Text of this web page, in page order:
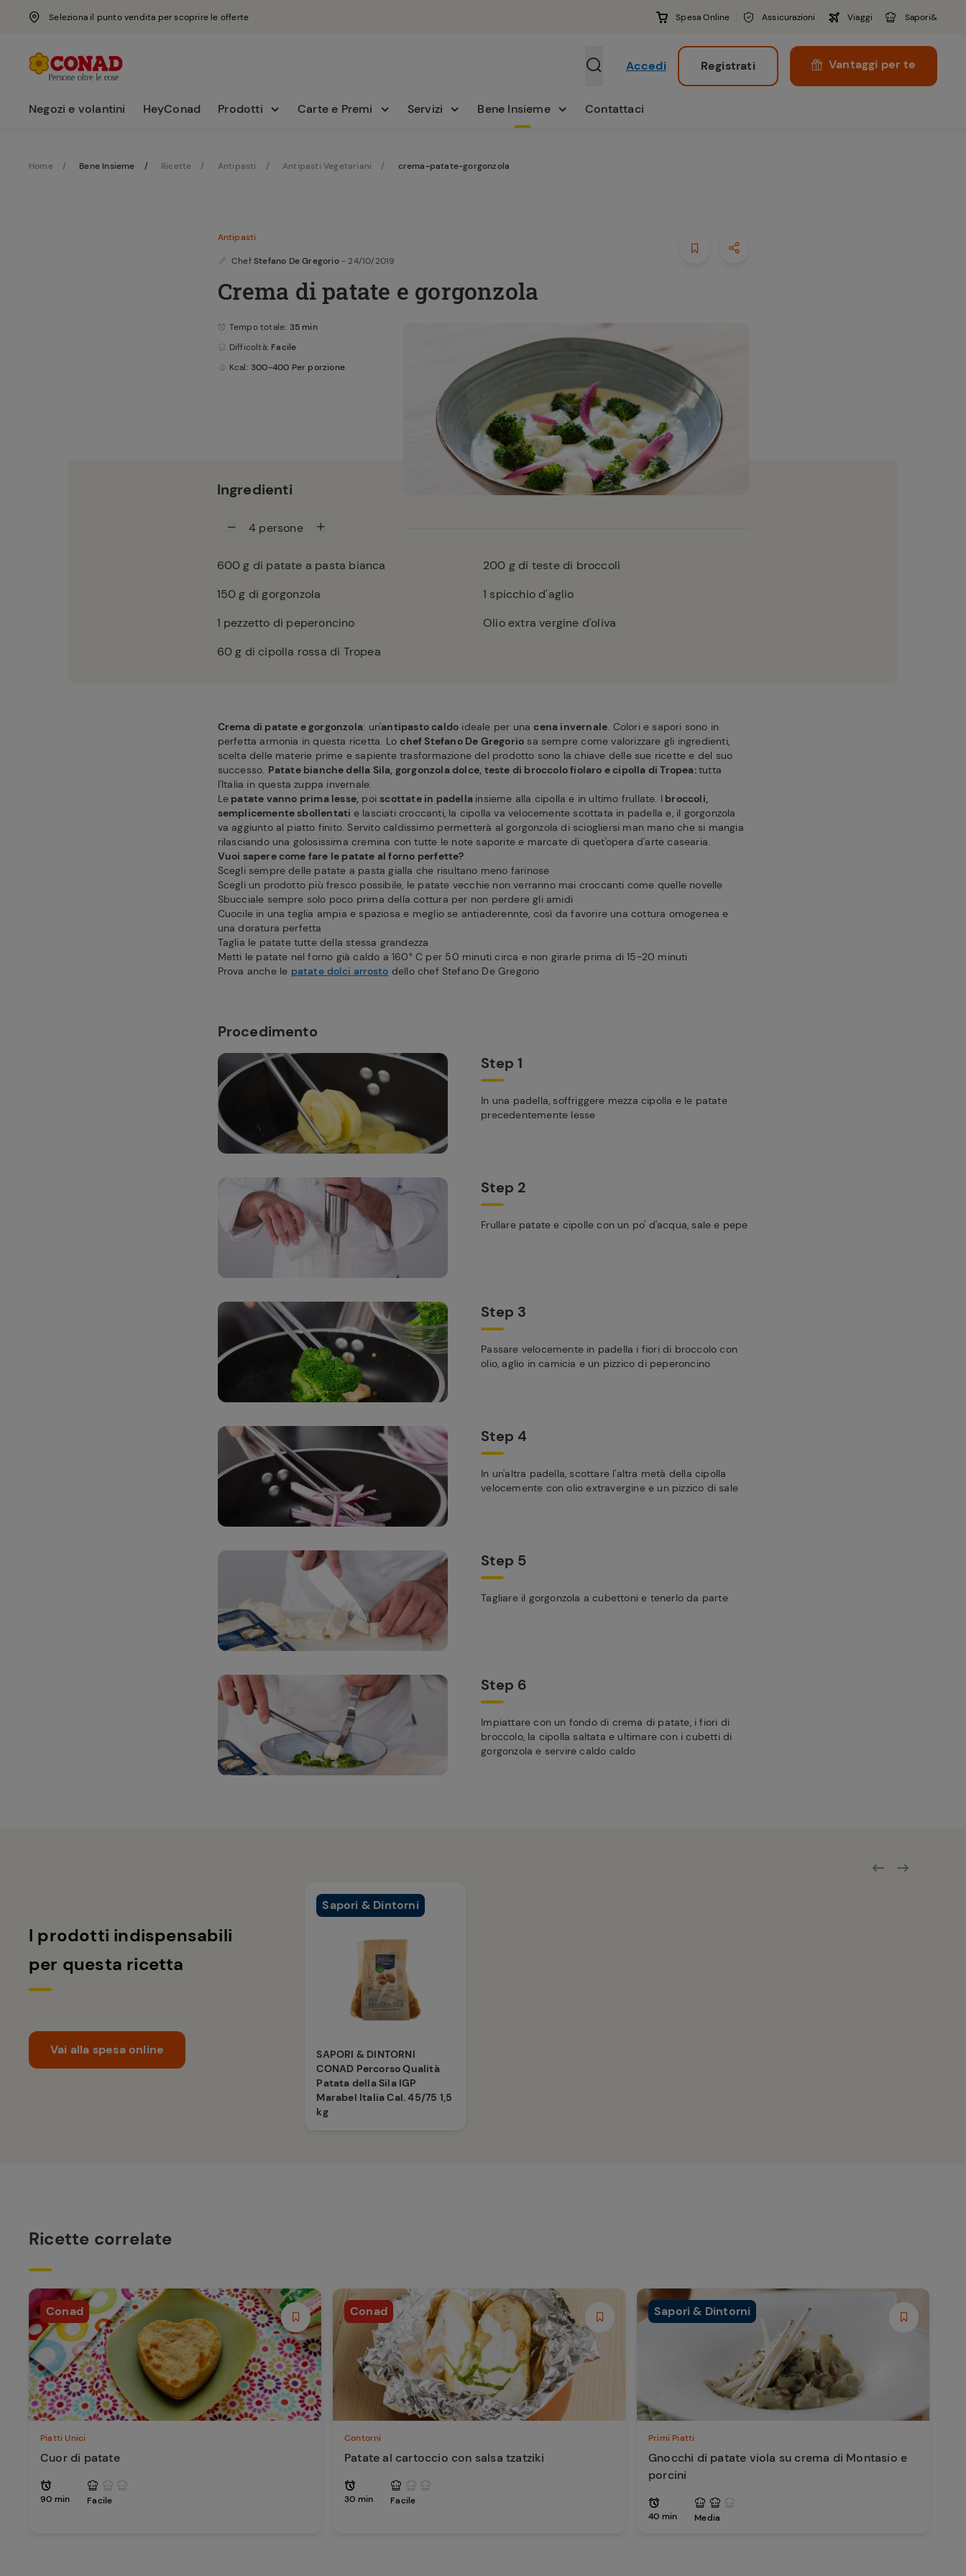
Seleziona il punto vendita per scoprire le offerte Spesa Online Assicurazioni Viaggi Sapori&
Accedi Registrati Vantaggi per te
Negozi e volantini HeyConad Prodotti Carte e Premi Servizi Bene Insieme Contattaci
Home Bene Insieme Ricette Antipasti Antipasti Vegetariani crema-patate-gorgonzola
Antipasti
Chef Stefano De Gregorio - 24/10/2019
Crema di patate e gorgonzola
Tempo totale: 35 min
Difficoltà: Facile
Kcal: 300-400 Per porzione
Ingredienti
4 persone
600g di patate a pasta bianca 200 g di teste di broccoli
150g di gorgonzola 1 spicchio d'aglio
1 pezzetto di peperoncino
Olio extra vergine d'oliva
60g di cipolla rossa di Tropea
Crema di patate e gorgonzola: un'antipasto caldo ideale per unacena invernale. Colori e sapori sono in
perfetta armonia in questa ricetta. Lochef Stefano De Gregorio sa sempre come valorizzare gli ingredienti,
scelta delle materie prime e sapiente trasformazione del prodotto sono la chiave delle sue ricette e del suo
successo. Patate bianche della Sila, gorgonzola dolce, teste di broccolo fiolaro e cipolla di Tropea:tutta
l'Italia in questa zuppa invernale.
Lepatate vanno prima lesse, poi scottate in padella insieme alla cipolla e in ultimo frullate. I broccoli,
semplicemente sbollentati e lasciati croccanti, la cipolla va velocemente scottata in padella e, il gorgonzola
va aggiunto al piatto finito. Servito caldissimo permetterà al gorgonzola di sciogliersi man mano che si mangia
rilasciando una golosissima cremina con tutte le note saporite e marcate di quet'opera d'arte casearia.
Vuoi sapere come fare le patate al forno perfette?
Scegli sempre delle patate a pasta gialla che risultano meno farinose
Scegli un prodotto più fresco possibile, le patate vecchie non verranno mai croccanti come quelle novelle
Sbucciale sempre solo poco prima della cottura per non perdere gli amidi
Cuocile in una teglia ampia e spaziosa e meglio se antiaderennte, così da favorire una cottura omogenea e
una doratura perfetta
Taglia le patate tutte della stessa grandezza
Metti le patate nel forno già caldo a 160° C per 50 minuti circa e non girarle prima di 15-20 minuti
Prova anche le patate dolci arrosto dello chef Stefano De Gregorio
Procedimento
Step 1
In una padella, soffriggere mezza cipolla e le patate
precedentemente lesse
Step 2
Frullare patate e cipolle con un po' d'acqua, sale e pepe
Step 3
Passare velocemente in padella i fiori di broccolo con
olio, aglio in camicia e un pizzico di peperoncino
Step 4
In un'altra padella, scottare l'altra metà della cipolla
velocemente con olio extravergine e un pizzico di sale
Step 5
Tagliare il gorgonzola a cubettoni e tenerlo da parte
Step 6
Impiattare con un fondo di crema di patate, i fiori di
broccolo, la cipolla saltata e ultimare con i cubetti di
gorgonzola e servire caldo caldo
I prodotti indispensabili
per questa ricetta
Vai alla spesa online
Sapori & Dintorni
SAPORI & DINTORNI
CONAD Percorso Qualità
Patata della Sila IGP
Marabel Italia Cal. 45/75 1,5
kg
Ricette correlate
Conad
Piatti Unici
Cuor di patate
90 min Facile
Conad
Contorni
Patate al cartoccio con salsa tzatziki
30 min Facile
Sapori & Dintorni
Primi Piatti
Gnocchi di patate viola su crema di Montasio e
porcini
40 min Media